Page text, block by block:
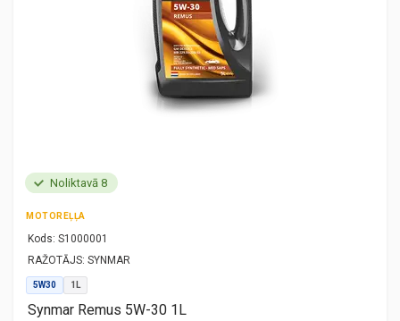
Noliktavā 8
MOTOREĻĻA
Kods: S1000001
RAŽOTĀJS: SYNMAR
5W30 1L
Synmar Remus 5W-30 1L